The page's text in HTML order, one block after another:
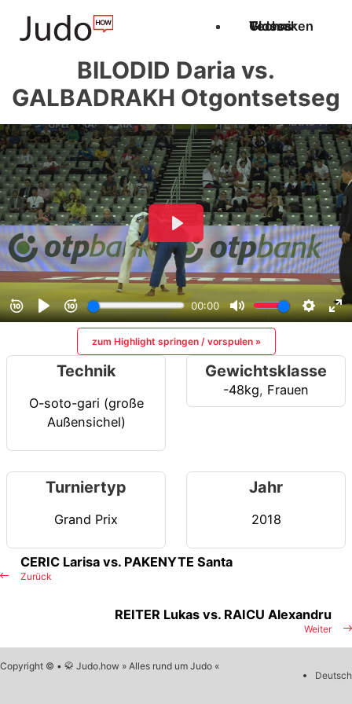
Techniken
Videos
Glossar
BILODID Daria vs.
GALBADRAKH Otgontsetseg
zum Highlight springen / vorspulen »
Technik
O-soto-gari (große
Außensichel)
Gewichtsklasse
-48kg, Frauen
Turniertyp
Grand Prix
Jahr
2018
Zurück
CERIC Larisa vs. PAKENYTE Santa
Weiter
REITER Lukas vs. RAICU Alexandru
Copyright © • 🥋 Judo.how » Alles rund um Judo «
Deutsch